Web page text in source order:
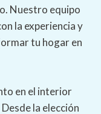
Nuestro equipo
la experiencia y
tu hogar en
en el interior
la elección